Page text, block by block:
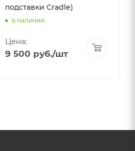
подставки Cradle)
в наличии
Цена:
9 500 руб./шт